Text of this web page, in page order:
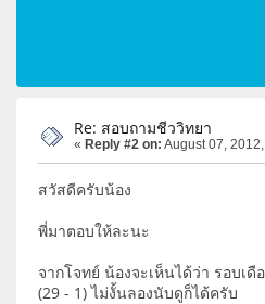
Re: สอบถามชีววิทยา
« Reply #2 on: August 07,
สวัสดีครับน้อง
พี่มาตอบให้ละนะ
จากโจทย์ น้องจะเห็นได้ว่า รอบเ
(29 - 1) ไม่งั้นลองนับดูก็ได้ครับ